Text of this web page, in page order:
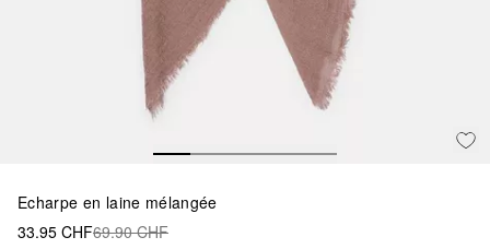
Echarpe en laine mélangée
33.95 CHF69.90 CHF